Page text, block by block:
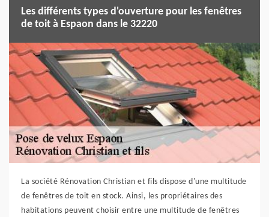
Les différents types d'ouverture pour les fenêtres
de toit à Espaon dans le 32220
La société Rénovation Christian et fils dispose d'une multitude
de fenêtres de toit en stock. Ainsi, les propriétaires des
habitations peuvent choisir entre une multitude de fenêtres